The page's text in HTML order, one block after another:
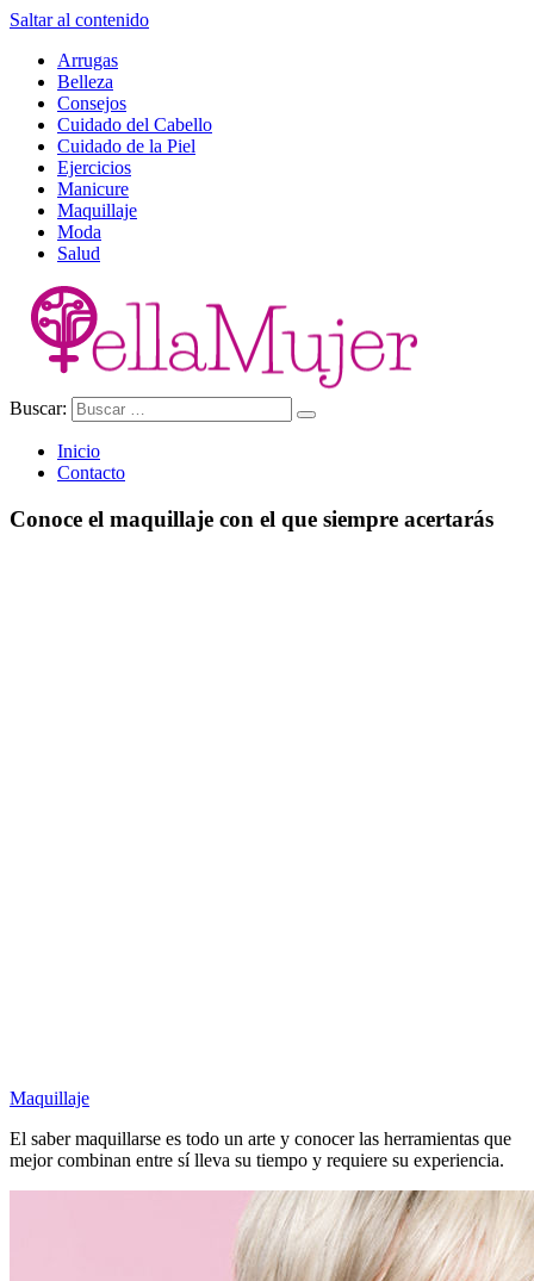
Saltar al contenido
Arrugas
Belleza
Consejos
Cuidado del Cabello
Cuidado de la Piel
Ejercicios
Manicure
Maquillaje
Moda
Salud
Ella Mujer
Buscar:
Inicio
Contacto
Conoce el maquillaje con el que siempre acertarás
Maquillaje
El saber maquillarse es todo un arte y conocer las herramientas que
mejor combinan entre sí lleva su tiempo y requiere su experiencia.